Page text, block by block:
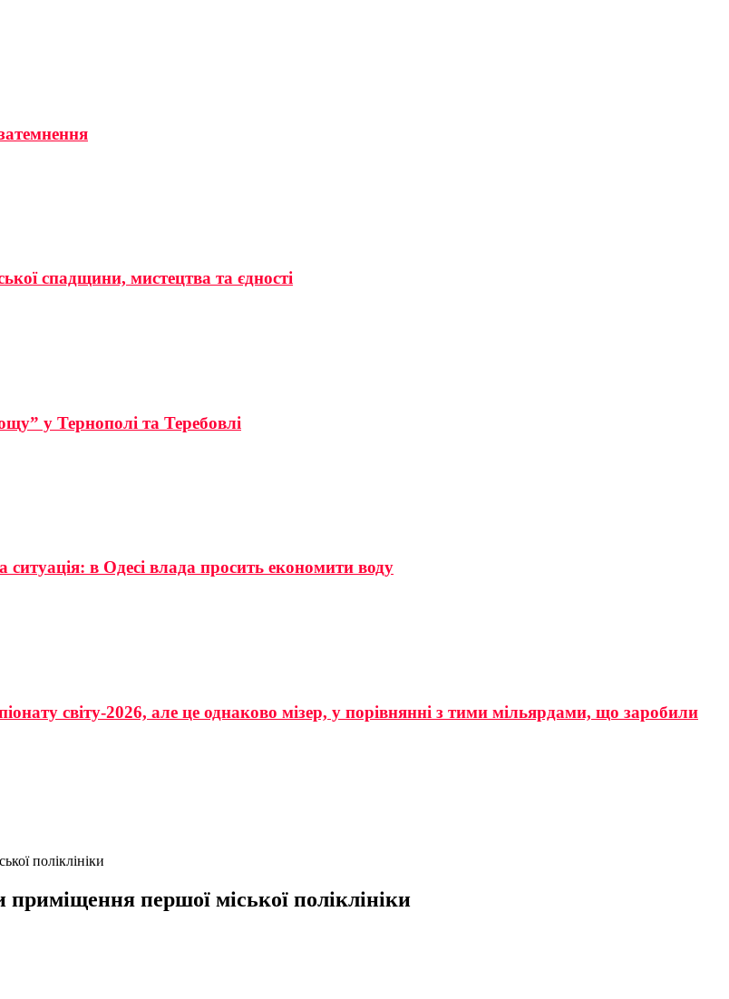
спадщини, мистецтва та єдності
у Тернополі та Теребовлі
ситуація: в Одесі влада просить економити воду
світу-2026, але це однаково мізер, у порівнянні з тими мільярдами, що заробили
поліклініки
першої міської поліклініки